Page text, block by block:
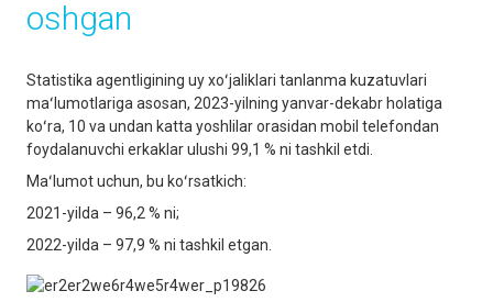
oshgan
Statistika agentligining uy xoʻjaliklari tanlanma kuzatuvlari
maʻlumotlariga asosan, 2023-yilning yanvar-dekabr holatiga
koʻra, 10 va undan katta yoshlilar orasidan mobil telefondan
foydalanuvchi erkaklar ulushi 99,1 % ni tashkil etdi.
Maʻlumot uchun, bu koʻrsatkich:
2021-yilda – 96,2 % ni;
2022-yilda – 97,9 % ni tashkil etgan.